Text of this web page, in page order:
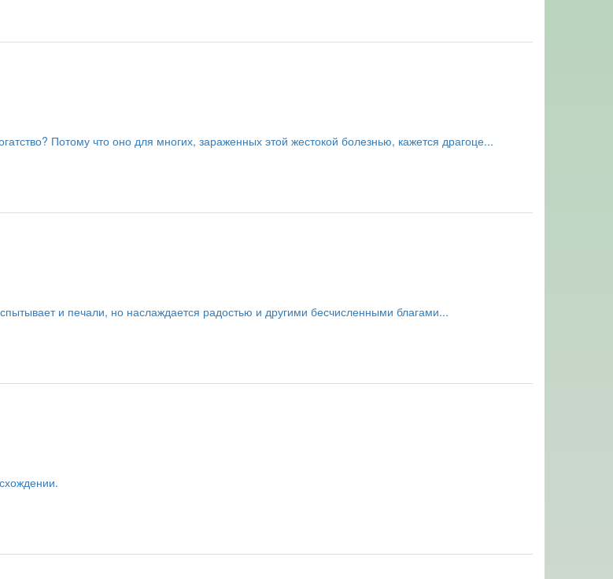
Потому что оно для многих, зараженных этой жестокой болезнью, кажется драгоце...
и печали, но наслаждается радостью и другими бесчисленными благами...